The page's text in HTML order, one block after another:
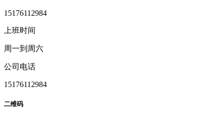
15176112984
上班时间
周一到周六
公司电话
15176112984
二维码